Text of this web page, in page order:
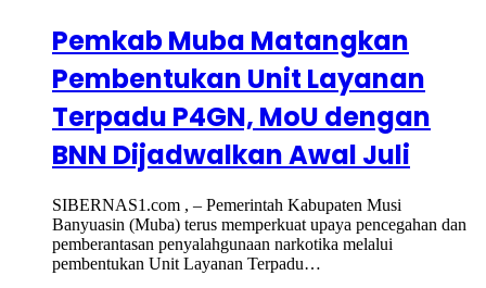
Pemkab Muba Matangkan
Pembentukan Unit Layanan
Terpadu P4GN, MoU dengan
BNN Dijadwalkan Awal Juli
SIBERNAS1.com , – Pemerintah Kabupaten Musi
Banyuasin (Muba) terus memperkuat upaya pencegahan dan
pemberantasan penyalahgunaan narkotika melalui
pembentukan Unit Layanan Terpadu…